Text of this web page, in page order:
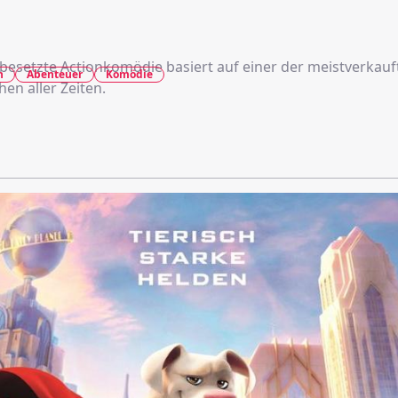
Actionkomödie basiert auf einer der
aller Zeiten.
Abenteuer Komödie